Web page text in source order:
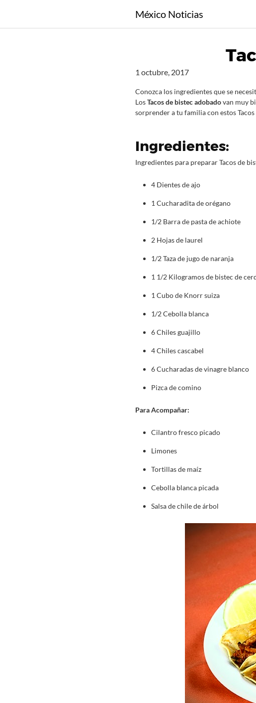
l
México Noticias
1 octubre, 2017
Conozca los ingredientes que se
LosTacos de bistec adobadovan muy
sorprender a tu familia con estos
Ingredientes:
Ingredientes para preparar Tacos de
4 Dientes de ajo
1 Cucharadita de orégano
1/2 Barra de pasta de achiote
2 Hojas de laurel
1/2 Taza de jugo de naranja
1 1/2 Kilogramos de bistec de
1 Cubo de Knorr suiza
1/2 Cebolla blanca
6 Chiles guajillo
4 Chiles cascabel
6 Cucharadas de vinagre blanco
Pizca de comino
Para Acompañar:
Cilantro fresco picado
Limones
Tortillas de maíz
Cebolla blanca picada
Salsa de chile de árbol